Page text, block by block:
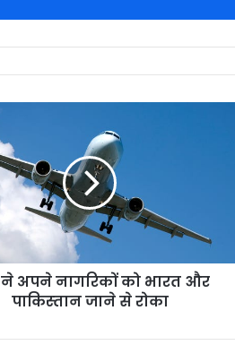
ने अपने नागरिकों को भारत और
पाकिस्‍तान जाने से रोका